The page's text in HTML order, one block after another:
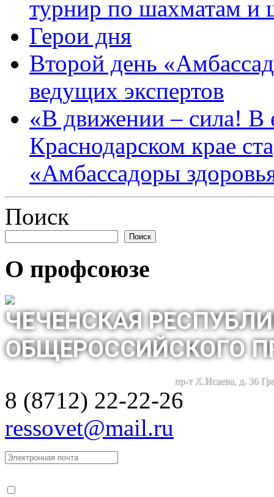
турнир по шахматам и
Герои дня
Второй день
ведущих экспертов
«В движении – сила! В
Краснодарском крае
«Амбассадоры
Поиск
Поиск
О профсоюзе
ЧЕЧЕНСКАЯ
ОБЩЕРОССИЙСКОГО
пр-т Х.Исаева, д. 36
8 (8712) 22-22-26
ressovet@mail.ru